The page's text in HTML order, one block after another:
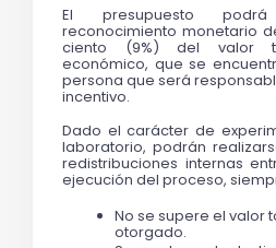
El presupuesto
reconocimiento monetario
ciento (9%) del valor
económico, que se
persona que será
incentivo.
Dado el carácter de
laboratorio, podrán
redistribuciones internas
ejecución del proceso,
No se supere el valor
otorgado.